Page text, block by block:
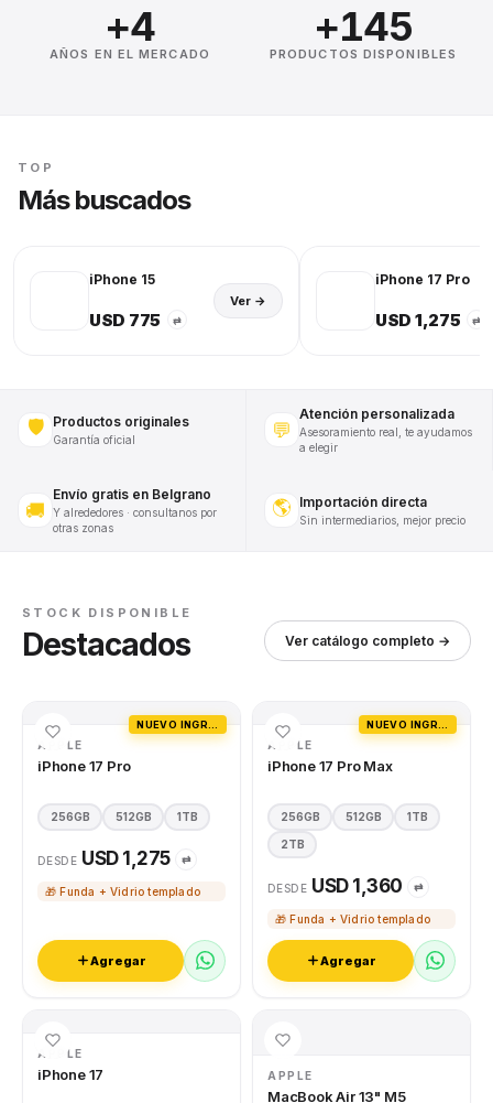
+4
AÑOS EN EL MERCADO
+145
PRODUCTOS DISPONIBLES
TOP
Más buscados
iPhone 15
USD 775 ⇄
Ver →
iPhone 17 Pro
USD 1,275 ⇄
🛡️ Productos originales
Garantía oficial 💬
Atención personalizada
Asesoramiento real, te ayudamos
a elegir
🚚
Envío gratis en Belgrano
Y alrededores · consultanos por
otras zonas
🌎 Importación directa
Sin intermediarios, mejor precio
STOCK DISPONIBLE
Destacados Ver catálogo completo →
APPLE
iPhone 17 Pro
256GB 512GB 1TB
DESDE USD 1,275 ⇄
🎁 Funda + Vidrio templado
Agregar
APPLE
iPhone 17 Pro Max
256GB 512GB 1TB
2TB
DESDE USD 1,360 ⇄
🎁 Funda + Vidrio templado
Agregar
APPLE
iPhone 17 APPLE
MacBook Air 13" M5